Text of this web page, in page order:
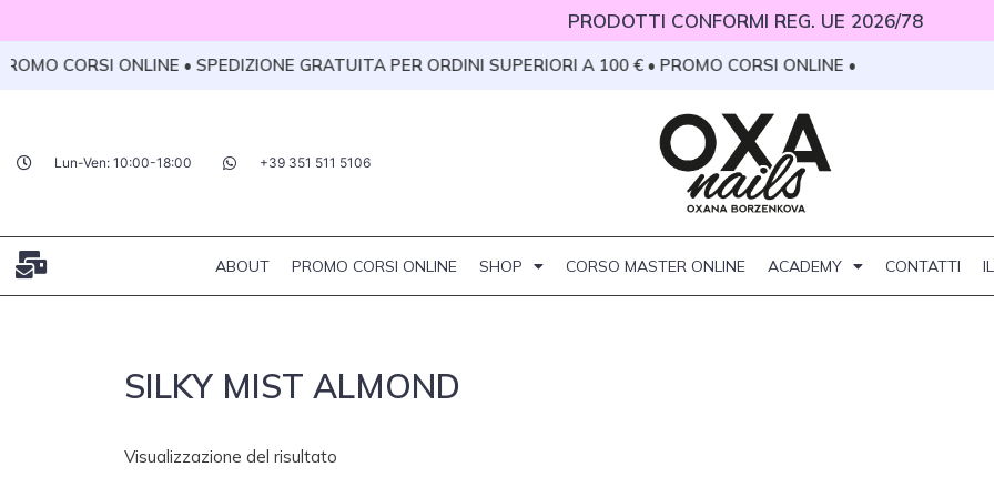
al
contenuto
PRODOTTI CONFORMI REG. UE 2026/78
CORSI ONLINE • SPEDIZIONE GRATUITA PER ORDINI SUPERIORI A 100 € • PROMO CORSI ONLINE •
Lun-Ven: 10:00-18:00 +39 351 511 5106
ABOUT PROMO CORSI ONLINE SHOP CORSO MASTER ONLINE ACADEMY CONTATTI
SILKY MIST ALMOND
Visualizzazione del risultato